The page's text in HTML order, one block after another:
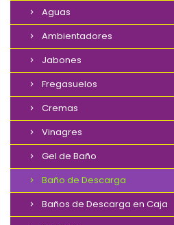
Aguas
Ambientadores
Jabones
Fregasuelos
Cremas
Vinagres
Gel de Baño
Baño de Descarga
Baños de Descarga en Caja